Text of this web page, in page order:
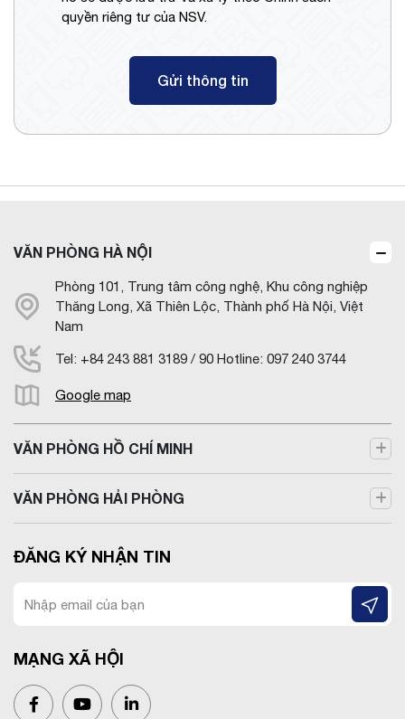
quyền riêng tư của NSV.
Gửi thông tin
VĂN PHÒNG HÀ NỘI
Phòng 101, Trung tâm công nghệ, Khu công nghiệp
Thăng Long, Xã Thiên Lộc, Thành phố Hà Nội, Việt
Nam
Tel: +84 243 881 3189 / 90 Hotline: 097 240 3744
Google map
VĂN PHÒNG HỒ CHÍ MINH
VĂN PHÒNG HẢI PHÒNG
ĐĂNG KÝ NHẬN TIN
MẠNG XÃ HỘI